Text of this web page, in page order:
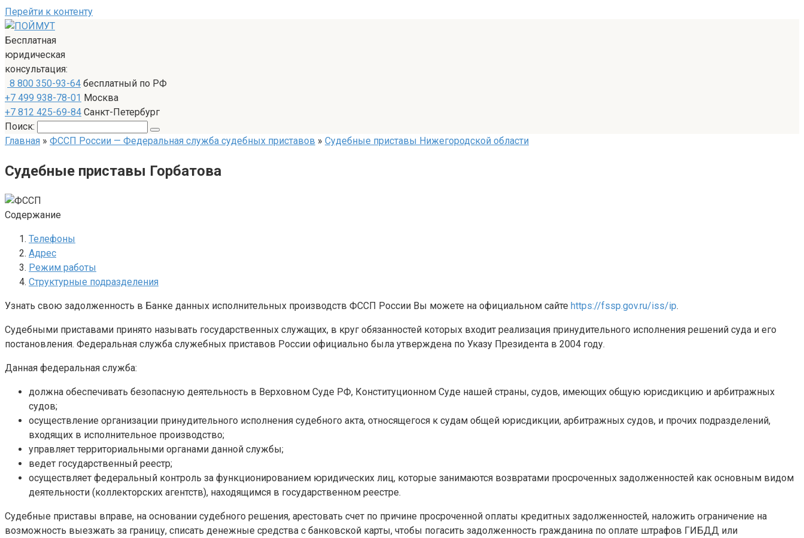
Перейти к контенту
Бесплатная
юридическая
консультация:
8 800 350-93-64 бесплатный по РФ
+7 499 938-78-01 Москва
+7 812 425-69-84 Санкт-Петербург
Поиск:
Главная » ФССП России — Федеральная служба судебных приставов » Судебные приставы Нижегородской области
Судебные приставы Горбатова
Содержание
Телефоны
Адрес
Режим работы
Структурные подразделения
Узнать свою задолженность в Банке данных исполнительных производств ФССП России Вы можете на официальном сайте https://fssp.gov.ru/iss/ip.
Судебными приставами принято называть государственных служащих, в круг обязанностей которых входит реализация принудительного исполнения решений суда и его
постановления. Федеральная служба служебных приставов России официально была утверждена по Указу Президента в 2004 году.
Данная федеральная служба:
должна обеспечивать безопасную деятельность в Верховном Суде РФ, Конституционном Суде нашей страны, судов, имеющих общую юрисдикцию и арбитражных
судов;
осуществление организации принудительного исполнения судебного акта, относящегося к судам общей юрисдикции, арбитражных судов, и прочих подразделений,
входящих в исполнительное производство;
управляет территориальными органами данной службы;
ведет государственный реестр;
осуществляет федеральный контроль за функционированием юридических лиц, которые занимаются возвратами просроченных задолженностей как основным видом
деятельности (коллекторских агентств), находящимся в государственном реестре.
Судебные приставы вправе, на основании судебного решения, арестовать счет по причине просроченной оплаты кредитных задолженностей, наложить ограничение на
возможность выезжать за границу, списать денежные средства с банковской карты, чтобы погасить задолженность гражданина по оплате штрафов ГИБДД или